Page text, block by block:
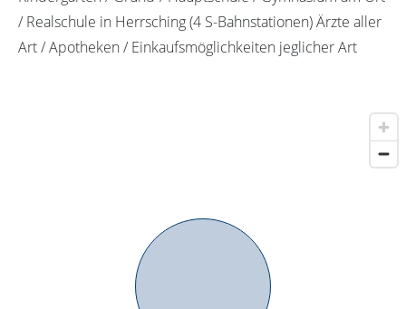
/ Realschule in Herrsching (4 S-Bahnstationen) Ärzte aller
Art / Apotheken / Einkaufsmöglichkeiten jeglicher Art